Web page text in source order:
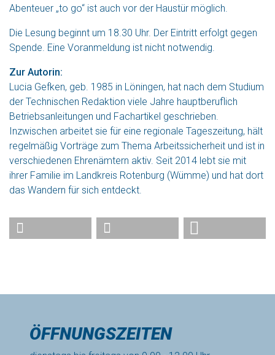
Abenteuer „to go“ ist auch vor der Haustür möglich.
Die Lesung beginnt um 18.30 Uhr. Der Eintritt erfolgt gegen
Spende. Eine Voranmeldung ist nicht notwendig.
Zur Autorin:
Lucia Gefken, geb. 1985 in Löningen, hat nach dem Studium
der Technischen Redaktion viele Jahre hauptberuflich
Betriebsanleitungen und Fachartikel geschrieben.
Inzwischen arbeitet sie für eine regionale Tageszeitung, hält
regelmäßig Vorträge zum Thema Arbeitssicherheit und ist in
verschiedenen Ehrenämtern aktiv. Seit 2014 lebt sie mit
ihrer Familie im Landkreis Rotenburg (Wümme) und hat dort
das Wandern für sich entdeckt.
ÖFFNUNGSZEITEN